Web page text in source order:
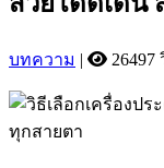
บทความ | 26497